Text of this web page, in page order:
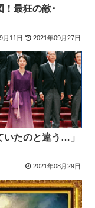
！最狂の敵･
月11日 2021年09月27日
いたのと違う…」
2021年08月29日